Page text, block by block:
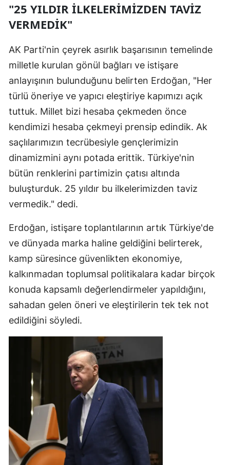
"25 YILDIR İLKELERİMİZDEN TAVİZ
VERMEDİK"
AK Parti'nin çeyrek asırlık başarısının temelinde
milletle kurulan gönül bağları ve istişare
anlayışının bulunduğunu belirten Erdoğan, "Her
türlü öneriye ve yapıcı eleştiriye kapımızı açık
tuttuk. Millet bizi hesaba çekmeden önce
kendimizi hesaba çekmeyi prensip edindik. Ak
saçlılarımızın tecrübesiyle gençlerimizin
dinamizmini aynı potada erittik. Türkiye'nin
bütün renklerini partimizin çatısı altında
buluşturduk. 25 yıldır bu ilkelerimizden taviz
vermedik." dedi.
Erdoğan, istişare toplantılarının artık Türkiye'de
ve dünyada marka haline geldiğini belirterek,
kamp süresince güvenlikten ekonomiye,
kalkınmadan toplumsal politikalara kadar birçok
konuda kapsamlı değerlendirmeler yapıldığını,
sahadan gelen öneri ve eleştirilerin tek tek not
edildiğini söyledi.